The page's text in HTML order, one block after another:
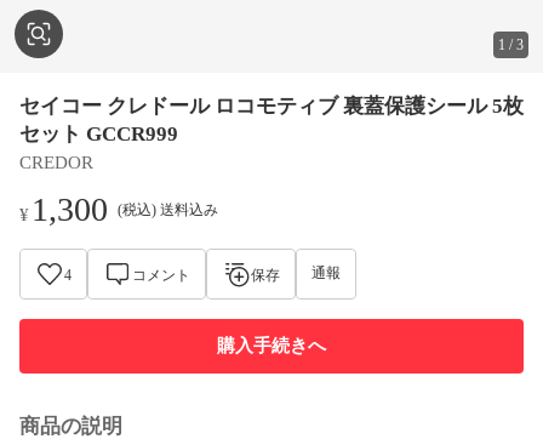
1 /3
セイコー クレドール ロコモティブ 裏蓋保護シール 5枚
セット GCCR999
CREDOR
¥ 1,300 (税込) 送料込み
4 コメント 保存 通報
購入手続きへ
商品の説明